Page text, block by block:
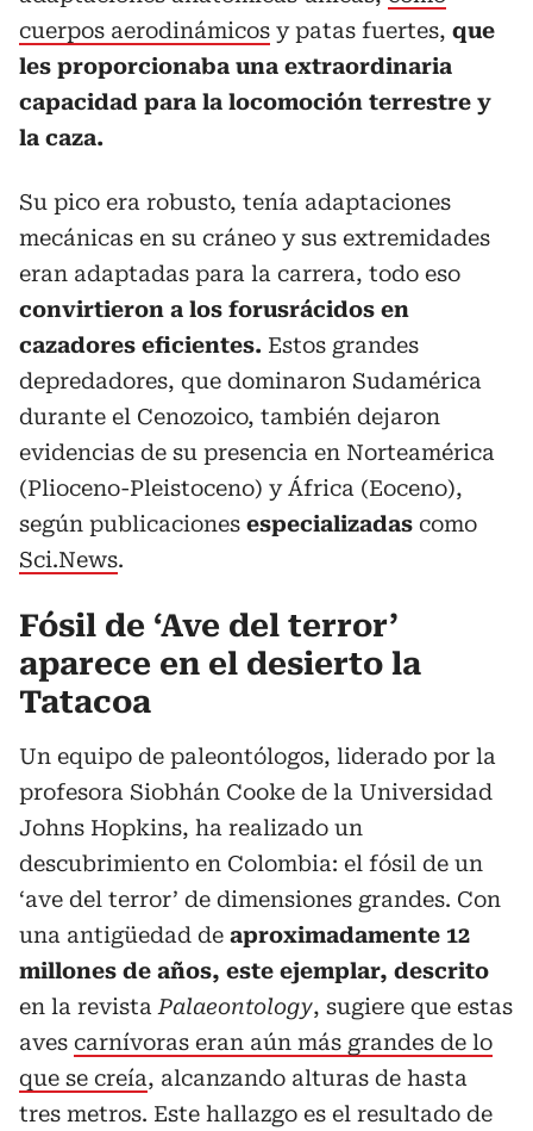
cuerpos aerodinámicos y patas fuertes, que
les proporcionaba una extraordinaria
capacidad para la locomoción terrestre y
la caza.
Su pico era robusto, tenía adaptaciones
mecánicas en su cráneo y sus extremidades
eran adaptadas para la carrera, todo eso
convirtieron a los forusrácidos en
cazadores eficientes. Estos grandes
depredadores, que dominaron Sudamérica
durante el Cenozoico, también dejaron
evidencias de su presencia en Norteamérica
(Plioceno-Pleistoceno) y África (Eoceno),
según publicaciones especializadas como
Sci.News.
Fósil de ‘Ave del terror’
aparece en el desierto la
Tatacoa
Un equipo de paleontólogos, liderado por la
profesora Siobhán Cooke de la Universidad
Johns Hopkins, ha realizado un
descubrimiento en Colombia: el fósil de un
‘ave del terror’ de dimensiones grandes. Con
una antigüedad de aproximadamente 12
millones de años, este ejemplar, descrito
en la revista Palaeontology, sugiere que estas
aves carnívoras eran aún más grandes de lo
que se creía, alcanzando alturas de hasta
tres metros. Este hallazgo es el resultado de